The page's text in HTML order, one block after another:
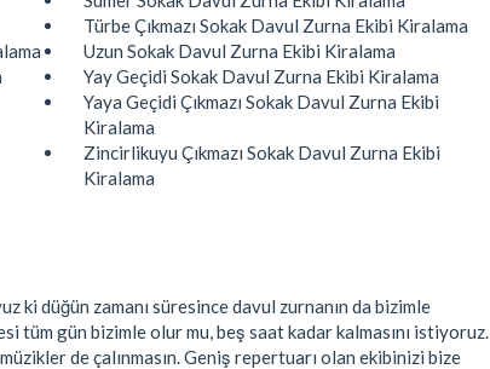
Türbe Çıkmazı Sokak Davul Zurna Ekibi Kiralama
Uzun Sokak Davul Zurna Ekibi Kiralama
Yay Geçidi Sokak Davul Zurna Ekibi Kiralama
Yaya Geçidi Çıkmazı Sokak Davul Zurna Ekibi
Kiralama
Zincirlikuyu Çıkmazı Sokak Davul Zurna Ekibi
Kiralama
ki düğün zamanı süresince davul zurnanın da bizimle
tüm gün bizimle olur mu, beş saat kadar kalmasını istiyoruz.
de çalınmasın. Geniş repertuarı olan ekibinizi bize